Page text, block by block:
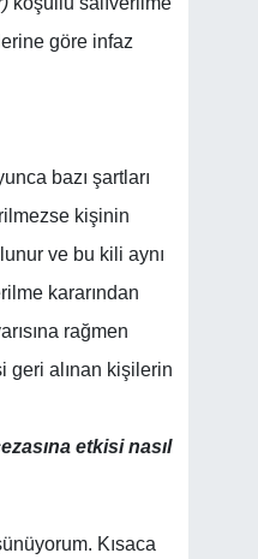
göre infaz
bazı şartları
kişinin
ve bu kili aynı
kararından
rağmen
geri alınan kişilerin
etkisi nasıl
Kısaca